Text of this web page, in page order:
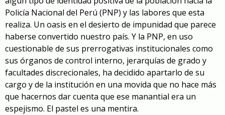
Policía Nacional del Perú (PNP) y las labores que esta
realiza. Un oasis en el desierto de impunidad que parece
haberse convertido nuestro país. Y la PNP, en uso
cuestionable de sus prerrogativas institucionales como
sus órganos de control interno, jerarquías de grado y
facultades discrecionales, ha decidido apartarlo de su
cargo y de la institución en una movida que no hace más
que hacernos dar cuenta que ese manantial era un
espejismo. El pastel es una mentira.